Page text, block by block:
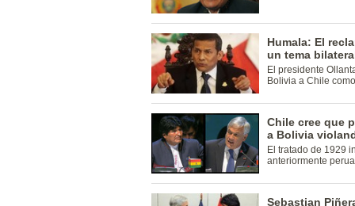
Humala: El
un tema
El presidente
Bolivia a Chile
Chile cree que
a Bolivia
El tratado de 1929
anteriormente
Sebastian